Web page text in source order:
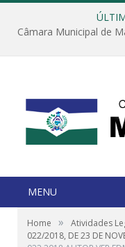
MENU
Home » Atividades
022/2018, DE 23 DE